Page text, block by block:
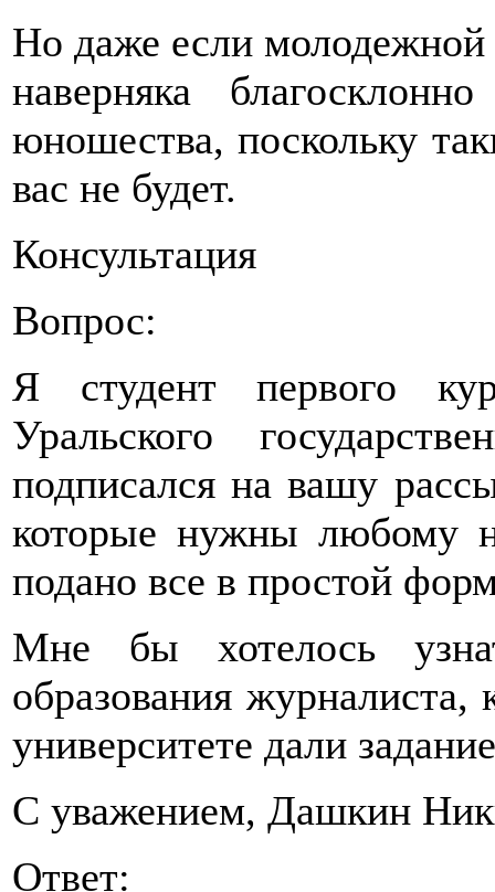
Но даже если молодежной
наверняка
юношества, поскольку
вас не будет.
Консультация
Вопрос:
Я студент первого
Уральского
подписался на вашу
которые нужны любому
подано все в простой
Мне бы хотелось
образования
университете дали
С уважением, Дашкин
Ответ: